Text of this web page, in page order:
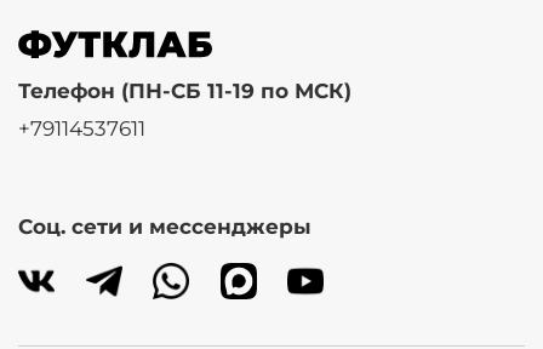
Телефон (ПН-СБ 11-19 по МСК)
+79114537611
Соц. сети и мессенджеры